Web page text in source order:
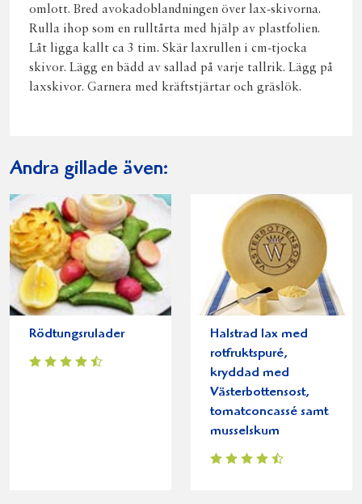
omlott. Bred avokadoblandningen över lax-skivorna.
Rulla ihop som en rulltårta med hjälp av plastfolien.
Låt ligga kallt ca 3 tim. Skär laxrullen i cm-tjocka
skivor. Lägg en bädd av sallad på varje tallrik. Lägg på
laxskivor. Garnera med kräftstjärtar och gräslök.
Andra gillade även:
Rödtungsrulader
Halstrad lax med
rotfruktspuré,
kryddad med
Västerbottensost,
tomatconcassé samt
musselskum